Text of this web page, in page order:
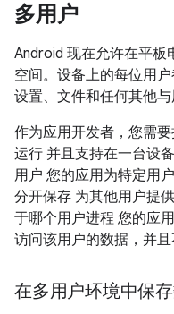
多用户
Android 现在允许在平板
空间。设备上的每位用
设置、文件和任何其他与
作为应用开发者，您需
运行 并且支持在一台设
用户 您的应用为特定用
分开保存 为其他用户提
于哪个用户进程 您的应
访问该用户的数据，并且
在多用户环境中保